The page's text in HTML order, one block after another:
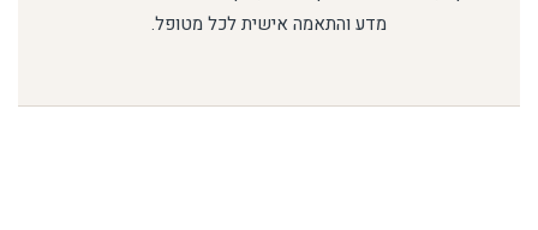
מדע והתאמה אישית לכל מטופל.